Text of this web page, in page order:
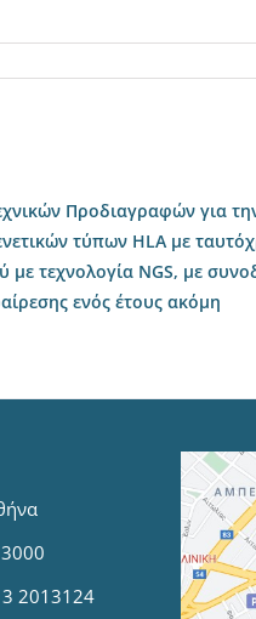
Προδιαγραφών για
τύπων HLA με
τεχνολογία NGS, με
ενός έτους ακόμη
2013124